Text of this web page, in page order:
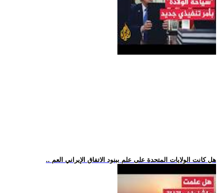
.. هل كانت الولايات المتحدة على علم ببنود الاتفاق الإيراني العم